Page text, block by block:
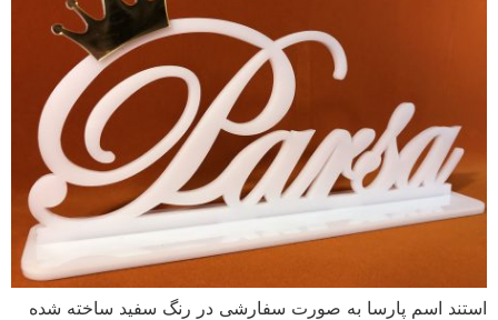
استند اسم پارسا به صورت سفارشی در رنگ سفید ساخته شده